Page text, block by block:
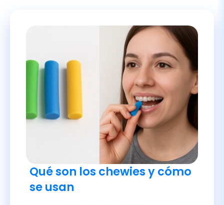
Qué son los chewies y cómo
se usan